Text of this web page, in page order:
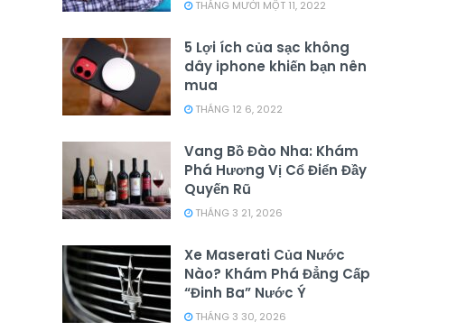
THÁNG MƯỜI MỘT 11, 2022
5 Lợi ích của sạc không
dây iphone khiến bạn nên
mua
THÁNG 12 6, 2022
Vang Bồ Đào Nha: Khám
Phá Hương Vị Cổ Điển Đầy
Quyến Rũ
THÁNG 3 21, 2026
Xe Maserati Của Nước
Nào? Khám Phá Đẳng Cấp
“Đinh Ba” Nước Ý
THÁNG 3 30, 2026